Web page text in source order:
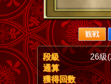
観戦
段級
26級
通算
獲得回数